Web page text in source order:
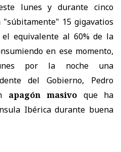
lunes y durante cinco
"súbitamente" 15 gigavatios
equivalente al 60% de la
en ese momento,
por la noche una
del Gobierno, Pedro
apagón masivo que ha
Ibérica durante buena